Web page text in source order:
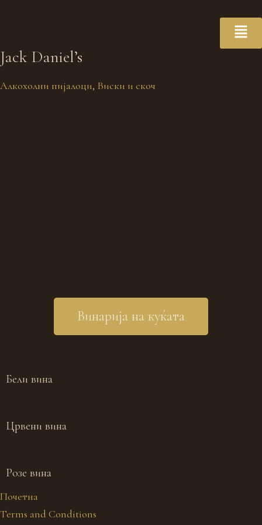
Jack Daniel’s
Алкохолни пијалоци, Виски и скоч
Винарија на куќата
Бели вина
Црвени вина
Розе вина
Почетна
Terms and Conditions